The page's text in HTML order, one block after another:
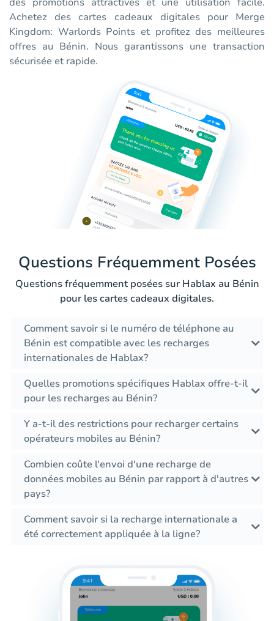
Achetez des cartes cadeaux digitales pour Merge
Kingdom: Warlords Points et profitez des meilleures
offres au Bénin. Nous garantissons une transaction
sécurisée et rapide.
Questions Fréquemment Posées
Questions fréquemment posées sur Hablax au Bénin
pour les cartes cadeaux digitales.
Comment savoir si le numéro de téléphone au
Bénin est compatible avec les recharges
internationales de Hablax?
Quelles promotions spécifiques Hablax offre-t-il
pour les recharges au Bénin?
Y a-t-il des restrictions pour recharger certains
opérateurs mobiles au Bénin?
Combien coûte l'envoi d'une recharge de
données mobiles au Bénin par rapport à d'autres
pays?
Comment savoir si la recharge internationale a
été correctement appliquée à la ligne?